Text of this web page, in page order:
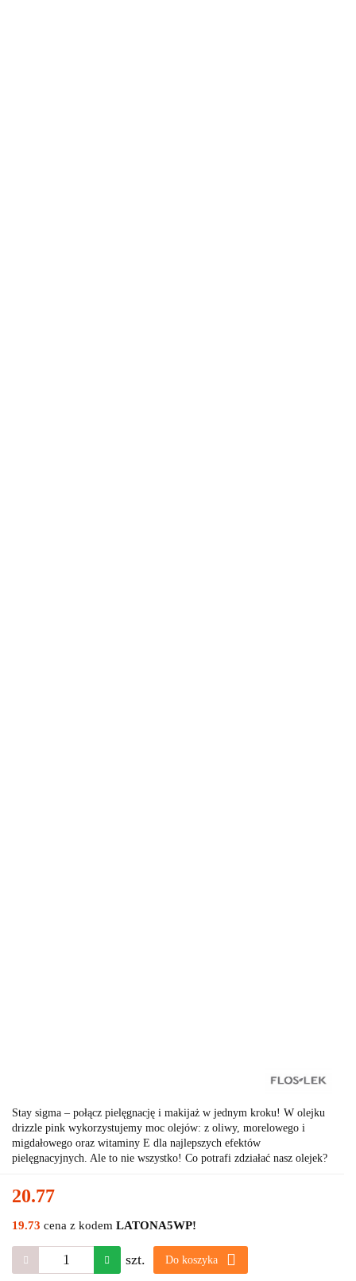
Stay sigma – połącz pielęgnację i makijaż w jednym kroku! W olejku
drizzle pink wykorzystujemy moc olejów: z oliwy, morelowego i
migdałowego oraz witaminy E dla najlepszych efektów
pielęgnacyjnych. Ale to nie wszystko! Co potrafi zdziałać nasz olejek?
20.77
19.73 cena z kodem LATONA5WP!
szt. Do koszyka